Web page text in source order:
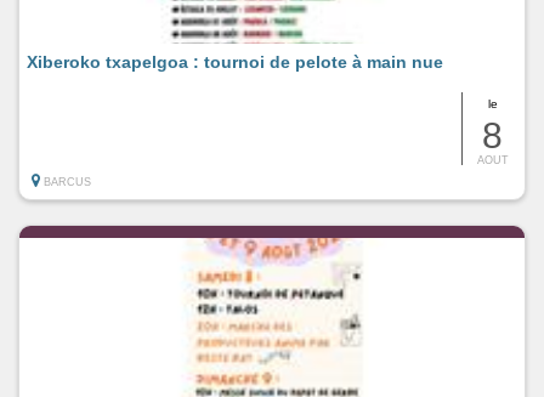
le
8
AOUT
Xiberoko txapelgoa : tournoi de pelote à main nue
BARCUS